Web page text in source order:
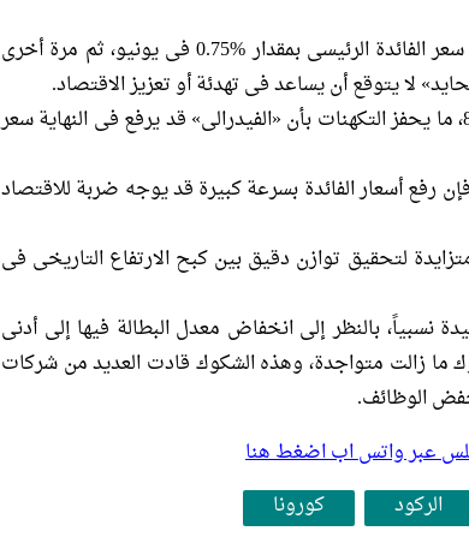
كذلك، رفع بنك الاحتياطى الفيدرالى الأمريكى سعر الفائدة الرئيسى بمقدار %0.75 فى يونيو، ثم مرة أخرى
ومع ذلك، مازال التضخم الأمريكى أعلى من %8، ما يحفز التكهنات بأن «الفيدرالى» قد يرفع فى النهاية سعر
رفع أسعار الفائدة بسرعة كبيرة قد يوجه ضربة للاقتصاد
لتحقيق توازن دقيق بين كبح الارتفاع التاريخى فى
نسبياً، بالنظر إلى انخفاض معدل البطالة فيها إلى أدنى
قرن عند %3.5، لكن الشكوك ما زالت متواجدة، وهذه الشكوك قادت العديد من شركات
خفض الوظائف.
بلس عبر واتس اب اضغط هنا
الركود كورونا